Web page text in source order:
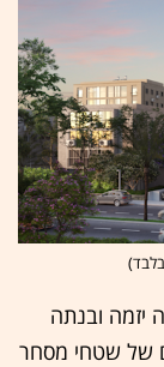
יזמה ובנתה
של שטחי מסחר